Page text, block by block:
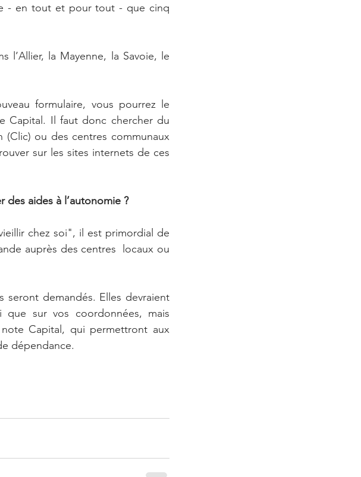
- en tout et pour tout - que cinq
l’Allier, la Mayenne, la Savoie, le
formulaire, vous pourrez le
Capital. Il faut donc chercher du
ou des centres communaux
sur les sites internets de ces
aides à l’autonomie ?
chez soi", il est primordial de
auprès des centres  locaux ou
seront demandés. Elles devraient
que sur vos coordonnées, mais
Capital, qui permettront aux
dépendance.